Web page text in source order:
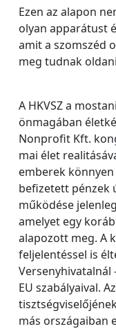
Ezen az alapon
olyan apparátust
amit a szomszéd
meg tudnak
A HKVSZ a
önmagában
Nonprofit Kft.
mai élet
emberek
befizetett pénzek
működése
amelyet egy
alapozott meg. A
feljelentéssel is
Versenyhivatalnál
EU szabályaival.
más országaiban